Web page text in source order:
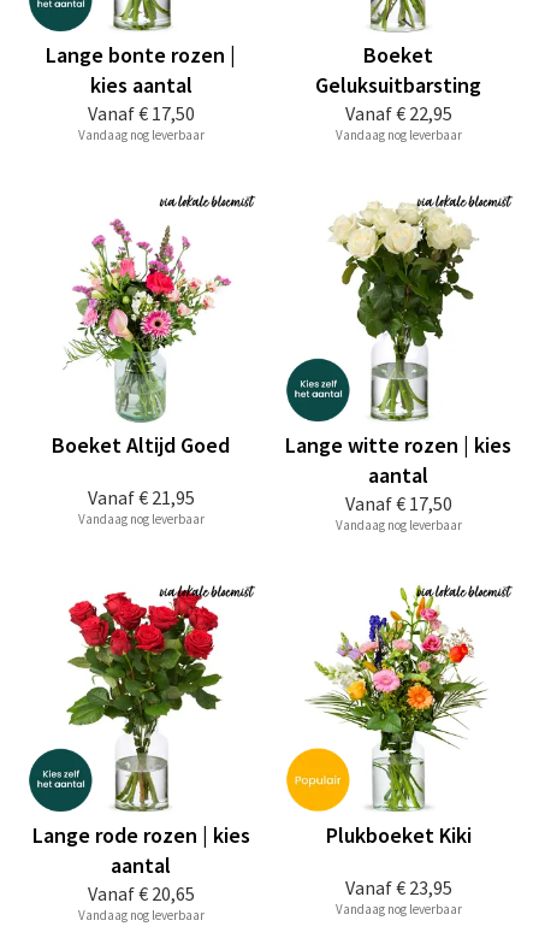
Vanaf€ 17,50
Lange bonte rozen |
kies aantal
Vandaag nog leverbaar
Vanaf€ 22,95
Boeket
Geluksuitbarsting
Vandaag nog leverbaar
Vanaf€ 21,95
Boeket Altijd Goed
Vandaag nog leverbaar
Vanaf€ 17,50
Lange witte rozen | kies
aantal
Vandaag nog leverbaar
Vanaf€ 20,65
Lange rode rozen | kies
aantal
Vandaag nog leverbaar
Vanaf€ 23,95
Plukboeket Kiki
Vandaag nog leverbaar